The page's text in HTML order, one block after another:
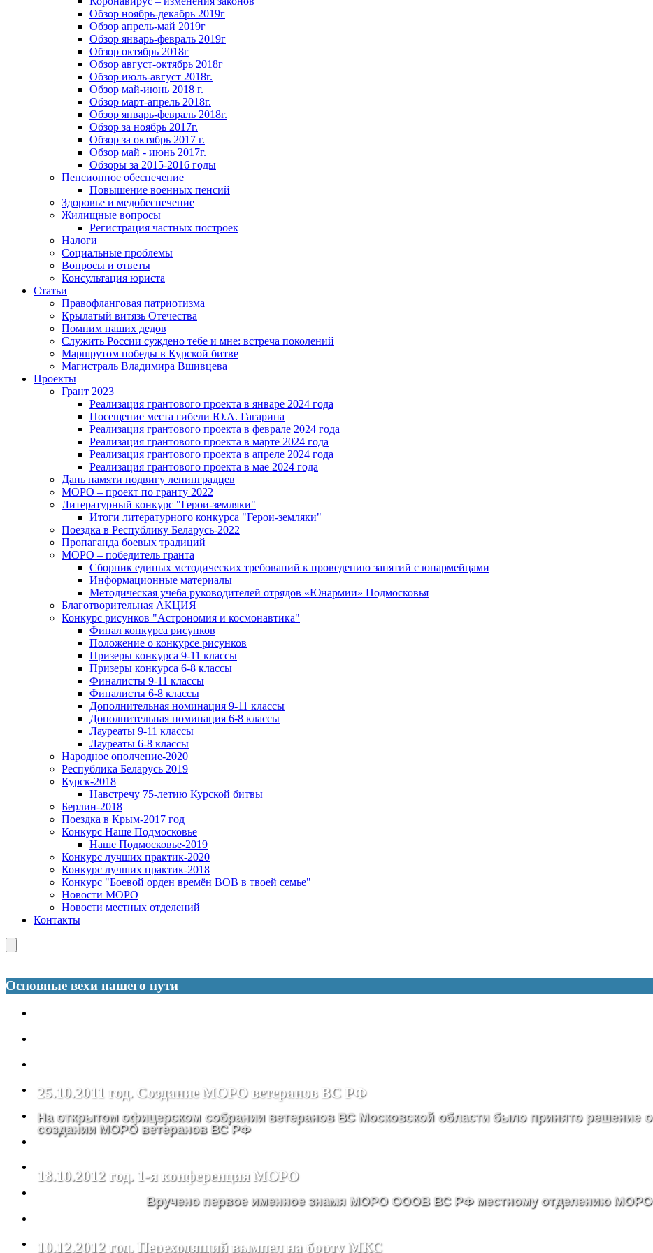
Обзор ноябрь-декабрь 2019г
Обзор апрель-май 2019г
Обзор январь-февраль 2019г
Обзор октябрь 2018г
Обзор август-октябрь 2018г
Обзор июль-август 2018г.
Обзор май-июнь 2018 г.
Обзор март-апрель 2018г.
Обзор январь-февраль 2018г.
Обзор за ноябрь 2017г.
Обзор за октябрь 2017 г.
Обзор май - июнь 2017г.
Обзоры за 2015-2016 годы
Пенсионное обеспечение
Повышение военных пенсий
Здоровье и медобеспечение
Жилищные вопросы
Регистрация частных построек
Налоги
Социальные проблемы
Вопросы и ответы
Консультация юриста
Статьи
Правофланговая патриотизма
Крылатый витязь Отечества
Помним наших дедов
Служить России суждено тебе и мне: встреча поколений
Маршрутом победы в Курской битве
Магистраль Владимира Вшивцева
Проекты
Грант 2023
Реализация грантового проекта в январе 2024 года
Посещение места гибели Ю.А. Гагарина
Реализация грантового проекта в феврале 2024 года
Реализация грантового проекта в марте 2024 года
Реализация грантового проекта в апреле 2024 года
Реализация грантового проекта в мае 2024 года
Дань памяти подвигу ленинградцев
МОРО – проект по гранту 2022
Литературный конкурс "Герои-земляки"
Итоги литературного конкурса "Герои-земляки"
Поездка в Республику Беларусь-2022
Пропаганда боевых традиций
МОРО – победитель гранта
Сборник единых методических требований к проведению занятий с юнармейцами
Информационные материалы
Методическая учеба руководителей отрядов «Юнармии» Подмосковья
Благотворительная АКЦИЯ
Конкурс рисунков "Астрономия и космонавтика"
Финал конкурса рисунков
Положение о конкурсе рисунков
Призеры конкурса 9-11 классы
Призеры конкурса 6-8 классы
Финалисты 9-11 классы
Финалисты 6-8 классы
Дополнительная номинация 9-11 классы
Дополнительная номинация 6-8 классы
Лауреаты 9-11 классы
Лауреаты 6-8 классы
Народное ополчение-2020
Республика Беларусь 2019
Курск-2018
Навстречу 75-летию Курской битвы
Берлин-2018
Поездка в Крым-2017 год
Конкурс Наше Подмосковье
Наше Подмосковье-2019
Конкурс лучших практик-2020
Конкурс лучших практик-2018
Конкурс "Боевой орден времён ВОВ в твоей семье"
Новости МОРО
Новости местных отделений
Контакты
Основные вехи нашего пути
25.10.2011 год. Создание МОРО ветеранов ВС РФ
На открытом офицерском собрании ветеранов ВС Московской области было принято решение о
создании МОРО ветеранов ВС РФ
18.10.2012 год. 1-я конференция МОРО
Вручено первое именное знамя МОРО ОООВ ВС РФ местному отделению МОРО
10.12.2012 год. Переходящий вымпел на борту МКС